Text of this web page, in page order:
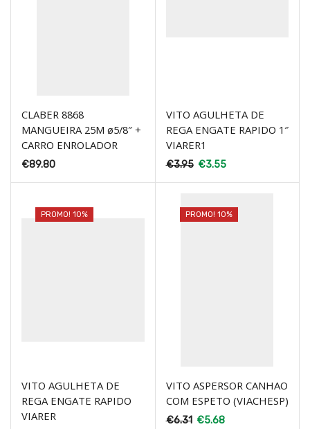
CLABER 8868
MANGUEIRA 25M ø5/8″ +
CARRO ENROLADOR
€89.80
VITO AGULHETA DE
REGA ENGATE RAPIDO 1″
VIARER1
€3.95 €3.55
PROMO! 10%
VITO AGULHETA DE
REGA ENGATE RAPIDO
VIARER
PROMO! 10%
VITO ASPERSOR CANHAO
COM ESPETO (VIACHESP)
€6.31 €5.68